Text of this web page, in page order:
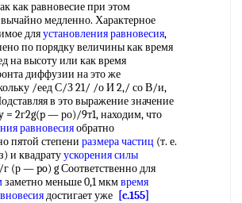
как равновесие при этом
медленно. Характерное
дляустановления равновесия,
по порядку величины как время
на высоту или как время
диффузии на это же
/еед С/З 21/ /о И 2,/ со В/и,
в это выражение значение
2г2g(p — ро)/9т1, находим, что
равновесияобратно
пятой степени размера частиц (т. е.
и квадратуускорения силы
(р — po) g Соответственно для
заметно меньше 0,1 мкмвремя
достигает уже [c.155]